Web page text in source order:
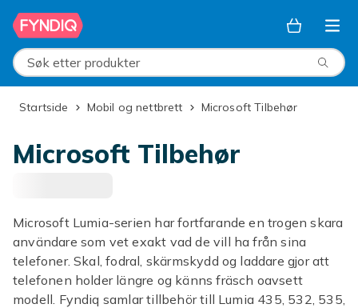
Hopp til hovedinnhold
Søk etter produkter
Startside Mobil og nettbrett Microsoft Tilbehør
Microsoft Tilbehør
Microsoft Lumia-serien har fortfarande en trogen skara
användare som vet exakt vad de vill ha från sina
telefoner. Skal, fodral, skärmskydd og laddare gjor att
telefonen holder längre og känns fräsch oavsett
modell. Fyndiq samlar tillbehör till Lumia 435, 532, 535,